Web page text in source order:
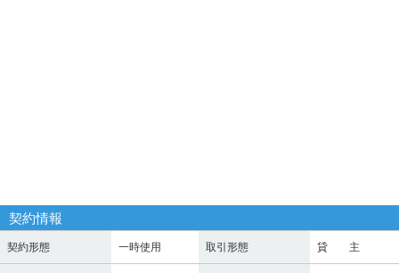
契約情報
契約形態 一時使用 取引形態 貸 主